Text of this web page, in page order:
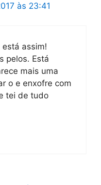
às 23:41
assim!
pelos. Está
mais uma
o e enxofre com
tei de tudo